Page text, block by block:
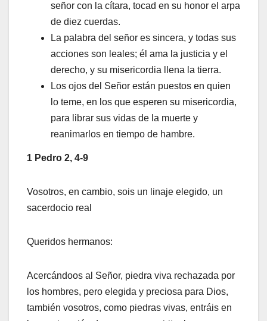
señor con la cítara, tocad en su honor el arpa
de diez cuerdas.
La palabra del señor es sincera, y todas sus
acciones son leales; él ama la justicia y el
derecho, y su misericordia llena la tierra.
Los ojos del Señor están puestos en quien
lo teme, en los que esperen su misericordia,
para librar sus vidas de la muerte y
reanimarlos en tiempo de hambre.
1 Pedro 2, 4-9
Vosotros, en cambio, sois un linaje elegido, un
sacerdocio real
Queridos hermanos:
Acercándoos al Señor, piedra viva rechazada por
los hombres, pero elegida y preciosa para Dios,
también vosotros, como piedras vivas, entráis en